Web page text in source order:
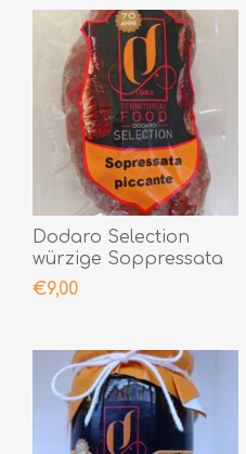
Dodaro Selection
würzige Soppressata
300gr
€9,00